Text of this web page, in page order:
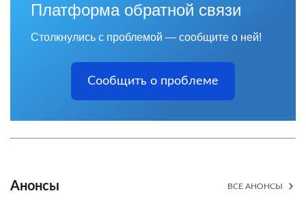
Платформа обратной связи
Столкнулись с проблемой — сообщите о ней!
Сообщить о проблеме
Анонсы ВСЕ АНОНСЫ